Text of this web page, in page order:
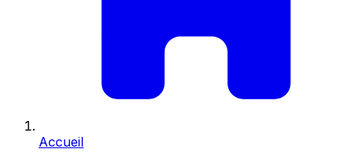
Accueil